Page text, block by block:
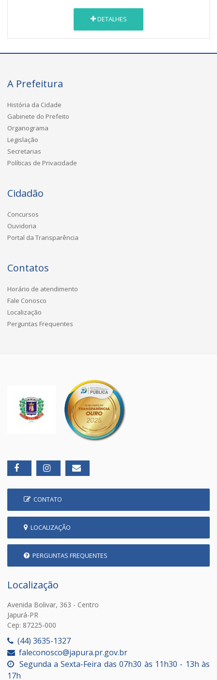
DETALHES
A Prefeitura
História da Cidade
Gabinete do Prefeito
Organograma
Legislação
Secretarias
Políticas de Privacidade
Cidadão
Concursos
Ouvidoria
Portal da Transparência
Contatos
Horário de atendimento
Fale Conosco
Localização
Perguntas Frequentes
CONTATO
LOCALIZAÇÃO
PERGUNTAS FREQUENTES
Localização
Avenida Bolivar, 363 - Centro
Japurá-PR
Cep: 87225-000
(44) 3635-1327
faleconosco@japura.pr.gov.br
Segunda a Sexta-Feira das 07h30 às 11h30 - 13h às
17h